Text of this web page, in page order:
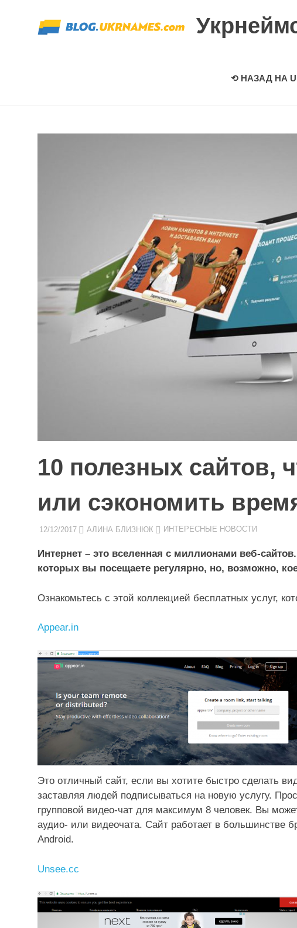
содержимому
⟲ НАЗАД НА
10 полезных сайтов,
или сэкономить
12/12/2017 АЛИНА БЛИЗНЮК ИНТЕРЕСНЫЕ НОВОСТИ
Интернет – это вселенная с миллионами веб-
которых вы посещаете регулярно, но, возможно,
Ознакомьтесь с этой коллекцией бесплатных услуг,
Appear.in
Это отличный сайт, если вы хотите быстро сделать
заставляя людей подписываться на новую услугу.
групповой видео-чат для максимум 8 человек. Вы
аудио- или видеочата. Сайт работает в большинстве
Android.
Unsee.cc